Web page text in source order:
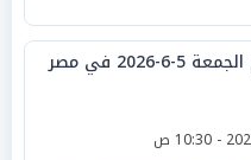
في مصر